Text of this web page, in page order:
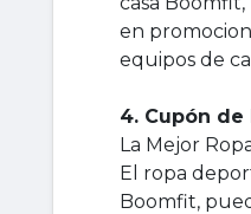
en
equipos de
4. Cupón
La Mejor
El ropa
Boomfit,